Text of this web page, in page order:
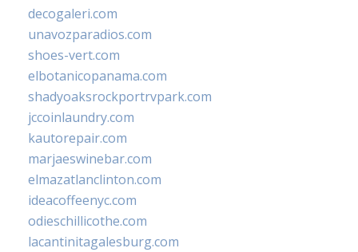
decogaleri.com
unavozparadios.com
shoes-vert.com
elbotanicopanama.com
shadyoaksrockportrvpark.com
jccoinlaundry.com
kautorepair.com
marjaeswinebar.com
elmazatlanclinton.com
ideacoffeenyc.com
odieschillicothe.com
lacantinitagalesburg.com